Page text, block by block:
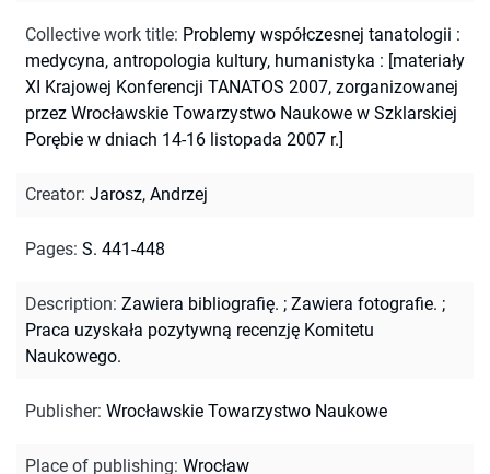
Collective work title: Problemy współczesnej tanatologii :
medycyna, antropologia kultury, humanistyka : [materiały
XI Krajowej Konferencji TANATOS 2007, zorganizowanej
przez Wrocławskie Towarzystwo Naukowe w Szklarskiej
Porębie w dniach 14-16 listopada 2007 r.]
Creator: Jarosz, Andrzej
Pages: S. 441-448
Description: Zawiera bibliografię. ; Zawiera fotografie. ;
Praca uzyskała pozytywną recenzję Komitetu
Naukowego.
Publisher: Wrocławskie Towarzystwo Naukowe
Place of publishing: Wrocław